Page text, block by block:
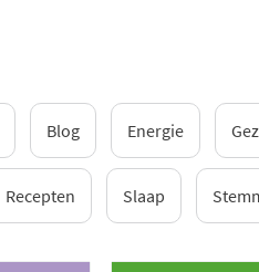
Blog Energie
Recepten Slaap